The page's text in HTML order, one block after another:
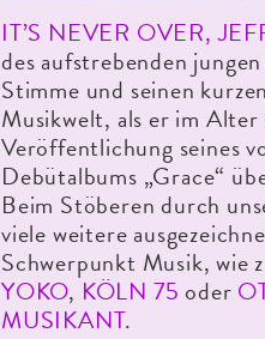
IT’S NEVER OVER,
des aufstrebenden
Stimme und seinen
Musikwelt, als er im
Veröffentlichung seines
Debütalbums „Grace“
Beim Stöberen durch
viele weitere
Schwerpunkt Musik, wie
YOKO, KÖLN 75 oder
MUSIKANT.